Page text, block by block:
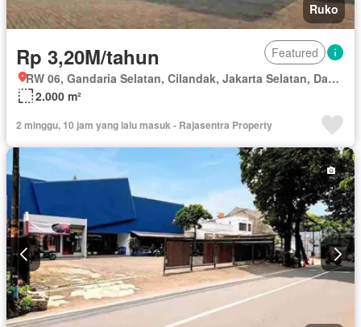
Ruko
Rp 3,20M/tahun
Featured
RW 06, Gandaria Selatan, Cilandak, Jakarta Selatan, Daerah Khusus Ibukota Jakarta
2.000 m²
2 minggu, 10 jam yang lalu masuk - Rajasentra Property